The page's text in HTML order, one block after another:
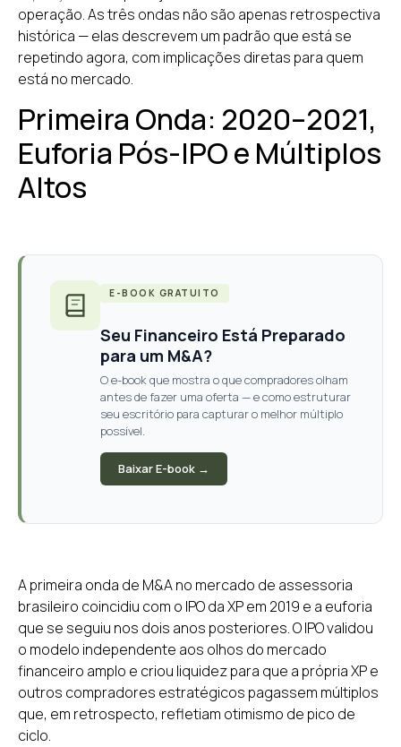
operação. As três ondas não são apenas retrospectiva
histórica — elas descrevem um padrão que está se
repetindo agora, com implicações diretas para quem
está no mercado.
Primeira Onda: 2020–2021,
Euforia Pós-IPO e Múltiplos
Altos
E-BOOK GRATUITO
Seu Financeiro Está Preparado
para um M&A?
O e-book que mostra o que compradores olham
antes de fazer uma oferta — e como estruturar
seu escritório para capturar o melhor múltiplo
possível.
Baixar E-book →
A primeira onda de M&A no mercado de assessoria
brasileiro coincidiu com o IPO da XP em 2019 e a euforia
que se seguiu nos dois anos posteriores. O IPO validou
o modelo independente aos olhos do mercado
financeiro amplo e criou liquidez para que a própria XP e
outros compradores estratégicos pagassem múltiplos
que, em retrospecto, refletiam otimismo de pico de
ciclo.